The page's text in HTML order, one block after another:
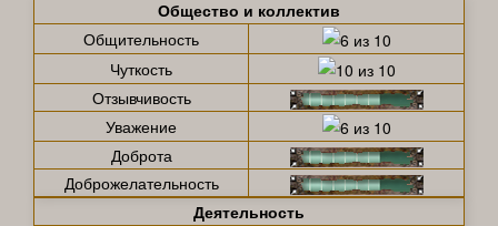
Общество и коллектив
Общительность
Чуткость
Отзывчивость
Уважение
Доброта
Доброжелательность
Деятельность